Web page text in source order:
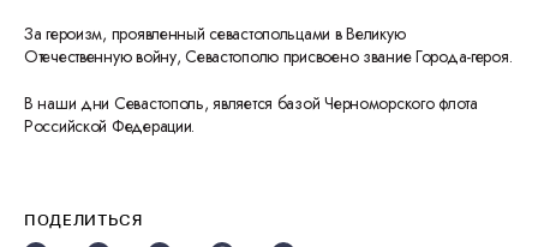
За героизм, проявленный севастопольцами в Великую
Отечественную войну, Севастополю присвоено звание Города-героя.
В наши дни Севастополь, является базой Черноморского флота
Российской Федерации.
ПОДЕЛИТЬСЯ